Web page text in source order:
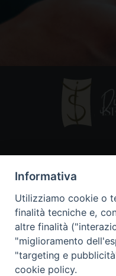
86170 Isernia
086550849
I
Informativa
Utilizziamo cookie o
finalità tecniche e,
altre finalità
"miglioramento
"targeting e
cookie policy.